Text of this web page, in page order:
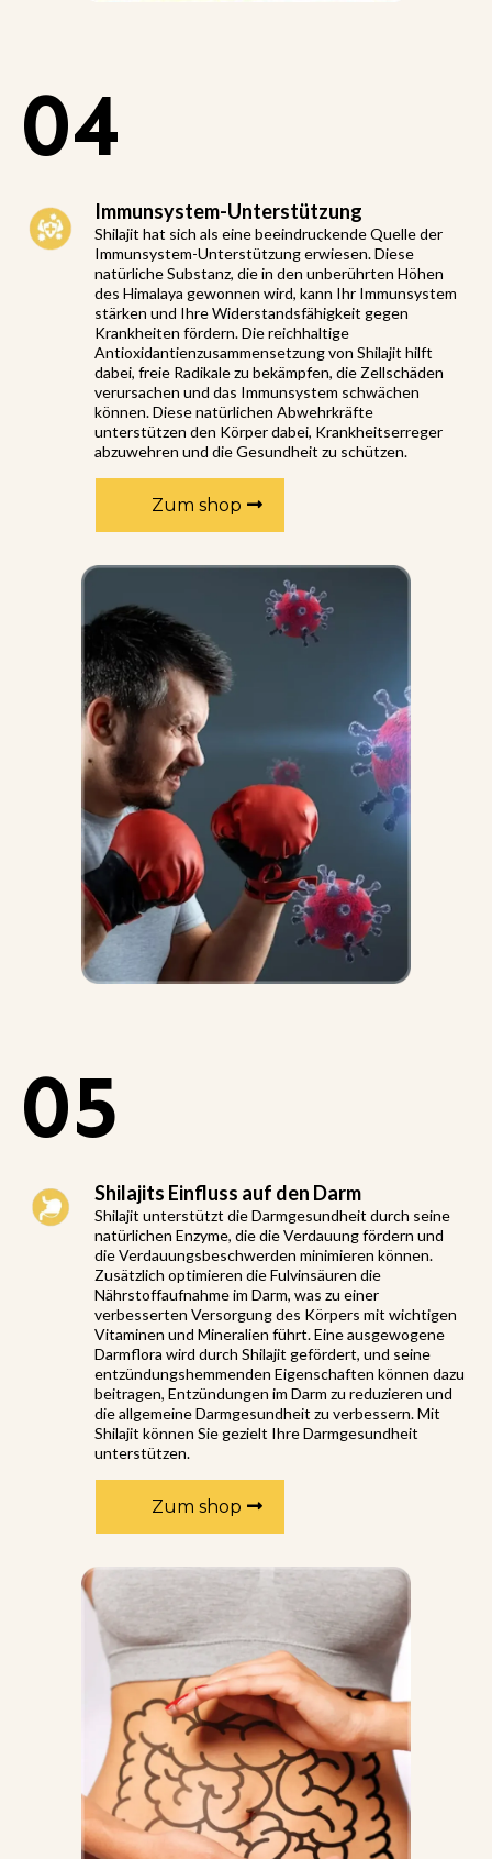
04
Immunsystem-Unterstützung
Shilajit hat sich als eine beeindruckende Quelle der
Immunsystem-Unterstützung erwiesen. Diese
natürliche Substanz, die in den unberührten Höhen
des Himalaya gewonnen wird, kann Ihr Immunsystem
stärken und Ihre Widerstandsfähigkeit gegen
Krankheiten fördern. Die reichhaltige
Antioxidantienzusammensetzung von Shilajit hilft
dabei, freie Radikale zu bekämpfen, die Zellschäden
verursachen und das Immunsystem schwächen
können. Diese natürlichen Abwehrkräfte
unterstützen den Körper dabei, Krankheitserreger
abzuwehren und die Gesundheit zu schützen.
Zum shop
05
Shilajits Einfluss auf den Darm
Shilajit unterstützt die Darmgesundheit durch seine
natürlichen Enzyme, die die Verdauung fördern und
die Verdauungsbeschwerden minimieren können.
Zusätzlich optimieren die Fulvinsäuren die
Nährstoffaufnahme im Darm, was zu einer
verbesserten Versorgung des Körpers mit wichtigen
Vitaminen und Mineralien führt. Eine ausgewogene
Darmflora wird durch Shilajit gefördert, und seine
entzündungshemmenden Eigenschaften können dazu
beitragen, Entzündungen im Darm zu reduzieren und
die allgemeine Darmgesundheit zu verbessern. Mit
Shilajit können Sie gezielt Ihre Darmgesundheit
unterstützen.
Zum shop